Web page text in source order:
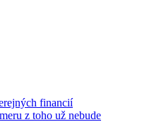
financií
z toho už nebude